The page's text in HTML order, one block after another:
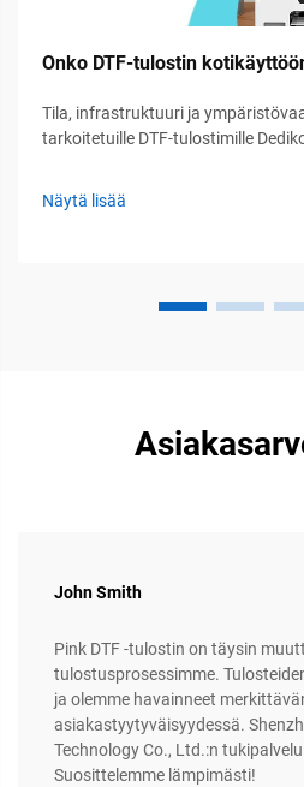
Onko DTF-tulostin
Tila, infrastruktuuri ja
tarkoitetuille DTF-tulostimille
sähöturvallisuudelta Useimmille
toiminnoille suosittelemme
Näytä lisää
John Smith
Pink DTF -tulostin on täysin
tulostusprosessimme.
ja olemme havainneet
asiakastyytyväisyydessä.
Technology Co., Ltd.:n
Suosittelemme lämpimästi!